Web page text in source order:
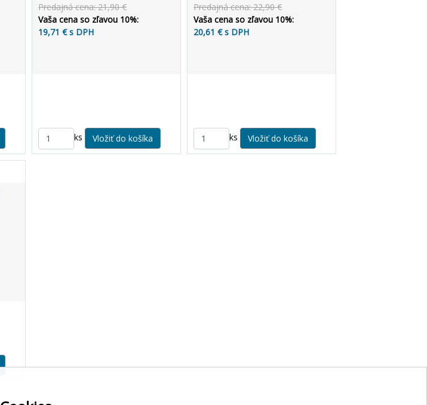
Predajná cena: 21,90 €
Vaša cena so zľavou 10%:
19,71 € s DPH
ks
Predajná cena: 22,90 €
Vaša cena so zľavou 10%:
20,61 € s DPH
ks